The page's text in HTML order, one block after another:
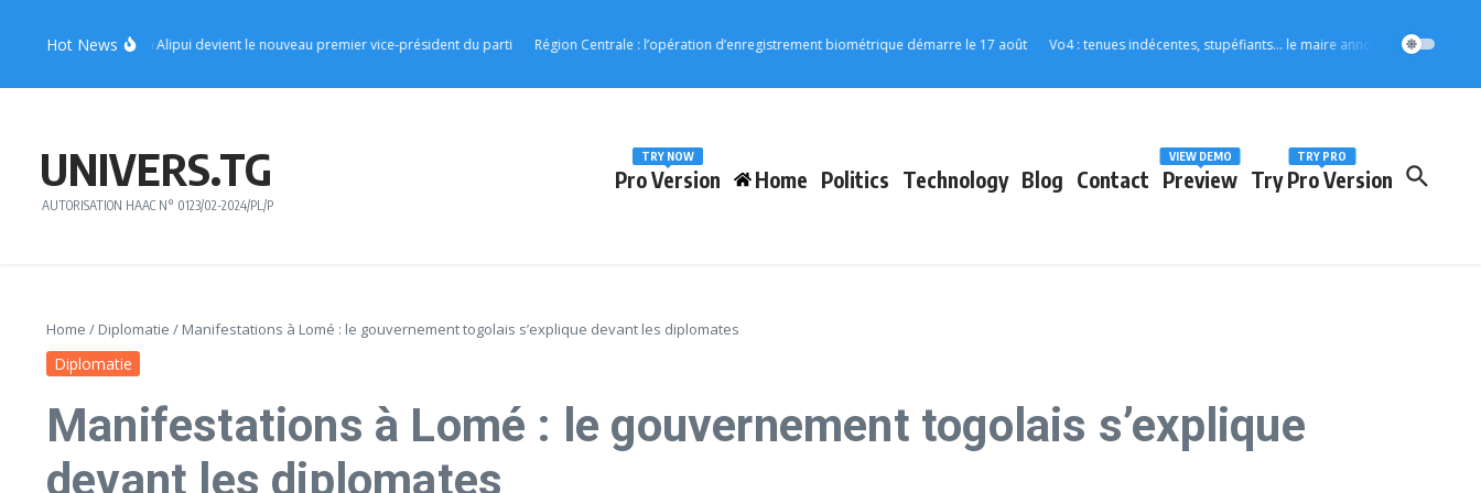
Hot News
le ministre Sèna Alipui devient le nouveau premier vice-président du parti Région Centrale : l’opération d’enregistrement biométrique démarre le 17 août Vo4 : tenues indécentes, stupéfiants… le maire annonce des mesures
UNIVERS.TG
AUTORISATION HAAC N° 0123/02-2024/PL/P
Pro Version
TRY NOW
Home Politics Technology Blog Contact Preview
VIEW DEMO
Try Pro Version
TRY PRO
Home / Diplomatie / Manifestations à Lomé : le gouvernement togolais s’explique devant les diplomates
Diplomatie
Manifestations à Lomé : le gouvernement togolais s’explique
devant les diplomates